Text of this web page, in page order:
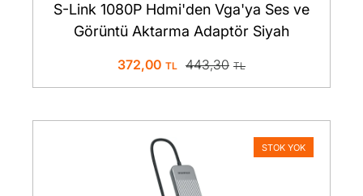
S-Link 1080P Hdmi'den Vga'ya Ses ve
Görüntü Aktarma Adaptör Siyah
372,00 443,30
STOK YOK